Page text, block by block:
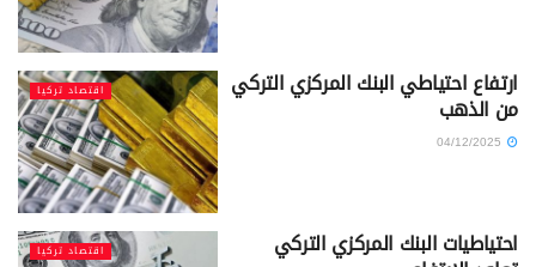
اقتصاد تركيا ارتفاع احتياطي البنك المركزي التركي
من الذهب
اقتصاد تركيا احتياطيات البنك المركزي التركي